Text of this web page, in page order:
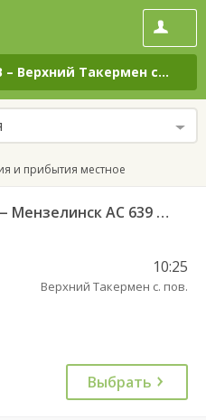
– Верхний Такермен с. пов.
и прибытия местное
Набережные Челны АВ — Мензелинск АС 639 РТ
10:25
Верхний Такермен с. пов.
Выбрать